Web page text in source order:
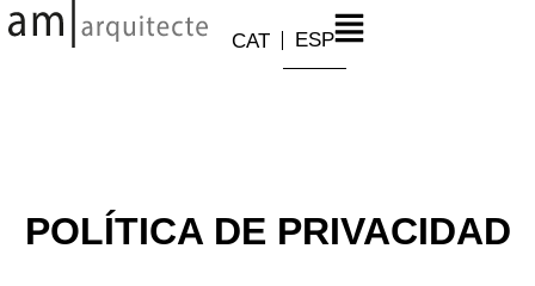
CAT ESP
POLÍTICA DE PRIVACIDAD